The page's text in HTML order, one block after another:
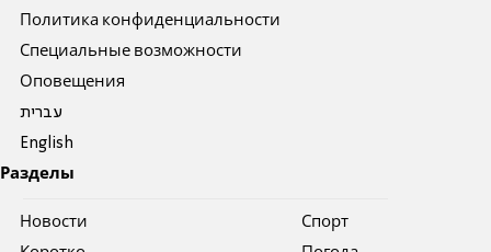
Политика конфиденциальности
Специальные возможности
Оповещения
עברית
English
Разделы
Новости
Спорт